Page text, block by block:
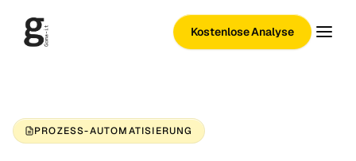
Kostenlose Analyse
PROZESS-AUTOMATISIERUNG